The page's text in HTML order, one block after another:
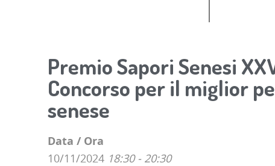
Premio Sapori Senesi
Concorso per il miglior
senese
Data / Ora
10/11/2024 18:30 - 20:30